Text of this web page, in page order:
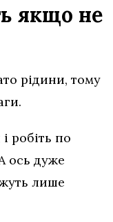
якщо не
рідини, тому
робіть по
ось дуже
лише